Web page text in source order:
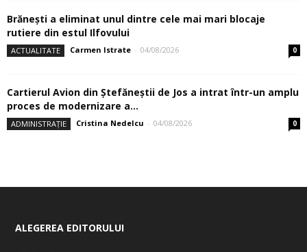
Brănești a eliminat unul dintre cele mai mari blocaje
rutiere din estul Ilfovului
ACTUALITATE Carmen Istrate - 04/08/2026 0
Cartierul Avion din Ştefăneştii de Jos a intrat într-un amplu
proces de modernizare a...
ADMINISTRAȚIE Cristina Nedelcu - 04/08/2026 0
ALEGEREA EDITORULUI